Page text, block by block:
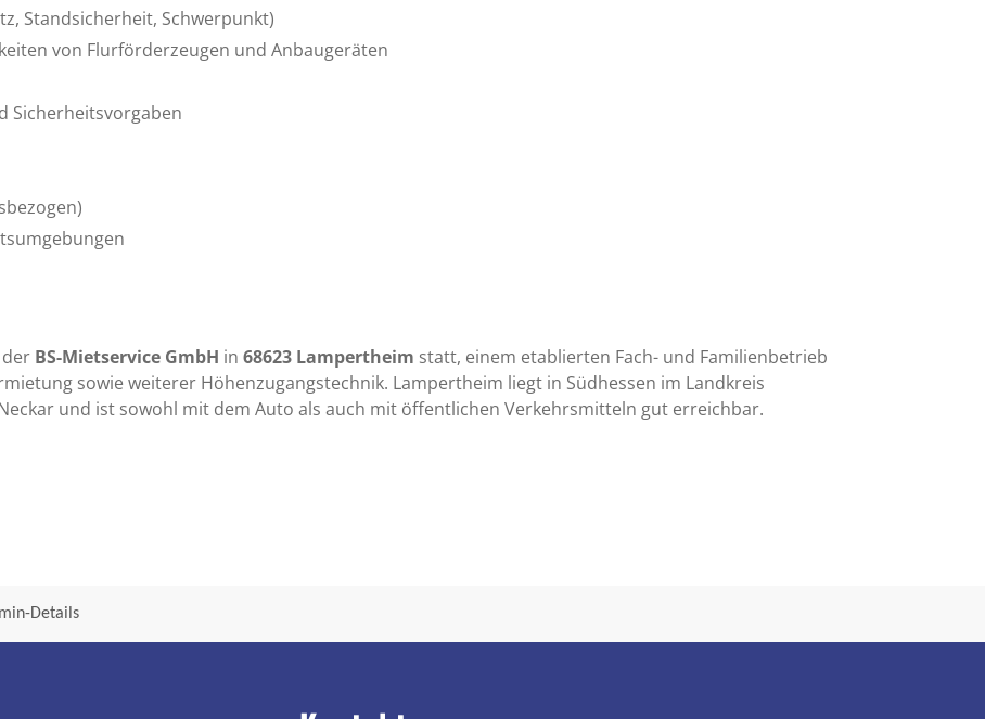
Standsicherheit, Schwerpunkt)
von Flurförderzeugen und Anbaugeräten
Sicherheitsvorgaben
BS-Mietservice GmbH in 68623 Lampertheim statt, einem etablierten Fach- und Familienbetrieb
sowie weiterer Höhenzugangstechnik. Lampertheim liegt in Südhessen im Landkreis
und ist sowohl mit dem Auto als auch mit öffentlichen Verkehrsmitteln gut erreichbar.
Details